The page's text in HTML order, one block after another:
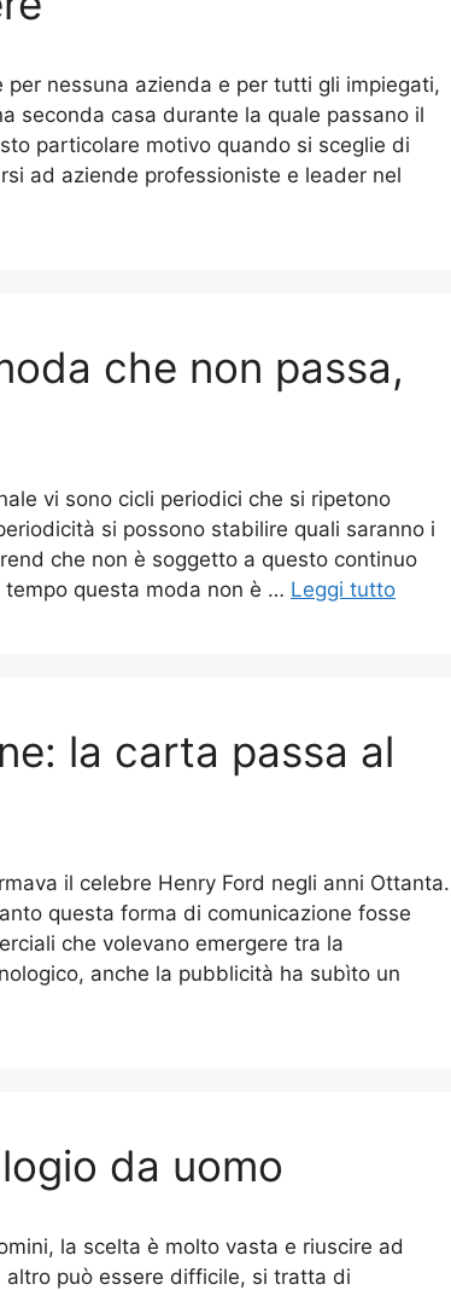
per nessuna azienda e per tutti gli impiegati,
seconda casa durante la quale passano il
particolare motivo quando si sceglie di
ad aziende professioniste e leader nel
che non passa,
vi sono cicli periodici che si ripetono
si possono stabilire quali saranno i
che non è soggetto a questo continuo
questa moda non è … Leggi tutto
la carta passa al
il celebre Henry Ford negli anni Ottanta.
questa forma di comunicazione fosse
che volevano emergere tra la
anche la pubblicità ha subìto un
da uomo
la scelta è molto vasta e riuscire ad
può essere difficile, si tratta di